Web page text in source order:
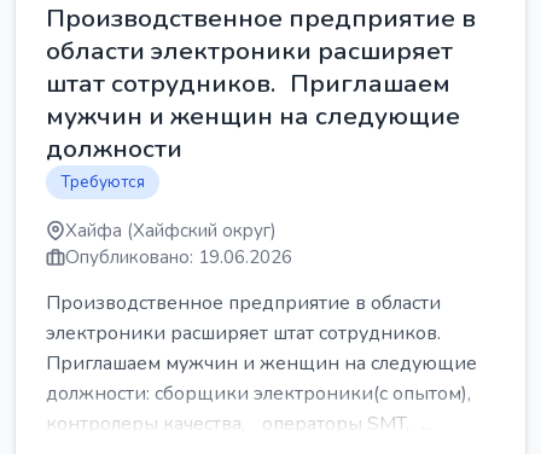
Производственное предприятие в
области электроники расширяет
штат сотрудников. Приглашаем
мужчин и женщин на следующие
должности
Требуются
Хайфа (Хайфский округ)
Опубликовано: 19.06.2026
Производственное предприятие в области
электроники расширяет штат сотрудников.
Приглашаем мужчин и женщин на следующие
должности: сборщики электроники(с опытом),
контролеры качества, операторы SMT, ...